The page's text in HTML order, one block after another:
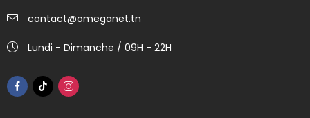
contact@omeganet.tn
Lundi - Dimanche / 09H - 22H